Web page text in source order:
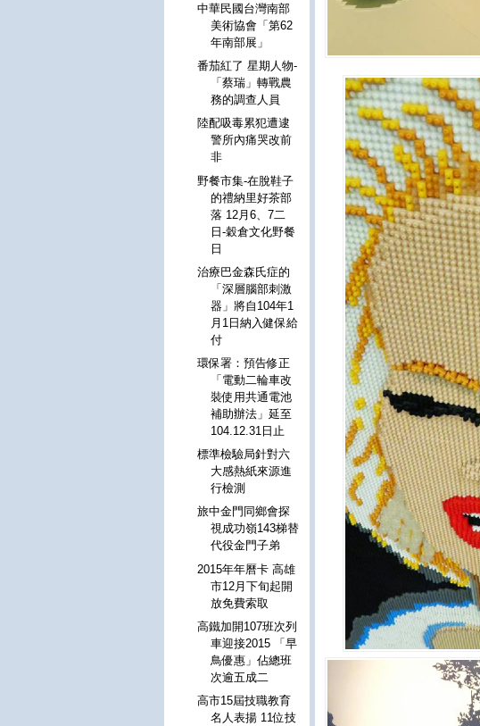
中華民國台灣南部
美術協會「第62
年南部展」
番茄紅了 星期人物-
「蔡瑞」轉戰農
務的調查人員
陸配吸毒累犯遭逮
警所內痛哭改前
非
野餐市集-在脫鞋子
的禮納里好茶部
落 12月6、7二
日-穀倉文化野餐
日
治療巴金森氏症的
「深層腦部刺激
器」將自104年1
月1日納入健保給
付
環保署：預告修正
「電動二輪車改
裝使用共通電池
補助辦法」延至
104.12.31日止
標準檢驗局針對六
大感熱紙來源進
行檢測
旅中金門同鄉會探
視成功嶺143梯替
代役金門子弟
2015年年曆卡 高雄
市12月下旬起開
放免費索取
高鐵加開107班次列
車迎接2015 「早
鳥優惠」佔總班
次逾五成二
高市15屆技職教育
名人表揚 11位技